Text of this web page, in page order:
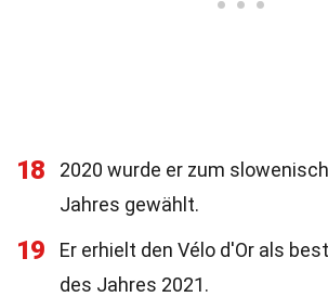
18
2020 wurde er zum
Jahres gewählt.
19
Er erhielt den Vélo d'Or als
des Jahres 2021.